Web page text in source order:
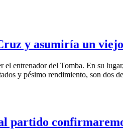
y asumiría un
el entrenador del Tomba. En su
y pésimo rendimiento, son dos
partido